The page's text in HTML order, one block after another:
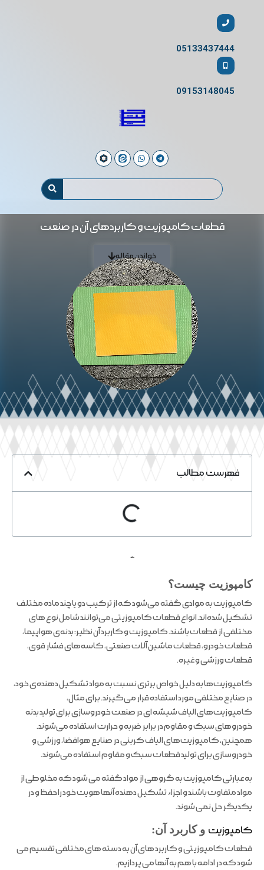
05133437444
09153148045
قطعات کامپوزیت و کاربردهای آن در صنعت
خواندن مقاله
فهرست مطالب
ملند
کامپوزیت چیست؟
کامپوزیت به موادی گفته می‌شود که از ترکیب دو یا چند ماده مختلف
تشکیل شده‌اند. انواع قطعات کامپوزیتی می‌توانند شامل نوع های
مختلفی از قطعات باشند. کامپوزیت و کاربرد آن نظیر: بدنه‌ی هواپیما،
قطعات خودرو، قطعات ماشین آلات صنعتی، کاسه‌های فشار قوی،
قطعات ورزشی و غیره.
کامپوزیت‌ها به دلیل خواص برتری نسبت به مواد تشکیل دهنده‌ی خود،
در صنایع مختلفی مورد استفاده قرار می‌گیرند. برای مثال،
کامپوزیت‌های الیاف شیشه ای در صنعت خودروسازی برای تولید بدنه
خودروهای سبک و مقاوم در برابر ضربه و حرارت استفاده می‌شوند.
همچنین، کامپوزیت‌های الیاف کربنی در صنایع هوافضا، ورزشی و
خودروسازی برای تولید قطعات سبک و مقاوم استفاده می‌شوند.
به عبارتی کامپوزیت به گروهی از مواد گفته می شود که مخلوطی از
مواد متفاوت باشند و اجزاء تشکیل دهنده آنها هویت خود را حفظ و در
یکدیگر حل نمی شوند.
کامپوزیت و کاربرد آن:
قطعات کامپوزیتی و کاربرد های آن به دسته های مختلفی تقسیم می
شود که در ادامه با هم به آنها می پردازیم.